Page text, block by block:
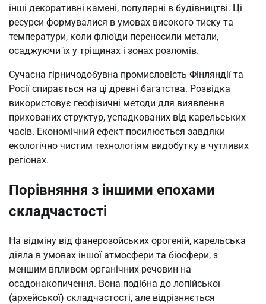
інші декоративні камені, популярні в будівництві. Ці
ресурси формувалися в умовах високого тиску та
температури, коли флюїди переносили метали,
осаджуючи їх у тріщинах і зонах розломів.
Сучасна гірничодобувна промисловість Фінляндії та
Росії спирається на ці древні багатства. Розвідка
використовує геофізичні методи для виявлення
прихованих структур, успадкованих від карельських
часів. Економічний ефект посилюється завдяки
екологічно чистим технологіям видобутку в чутливих
регіонах.
Порівняння з іншими епохами
складчастості
На відміну від фанерозойських орогеній, карельська
діяла в умовах іншої атмосфери та біосфери, з
меншим впливом органічних речовин на
осадонакопичення. Вона подібна до лопійської
(архейської) складчастості, але відрізняється